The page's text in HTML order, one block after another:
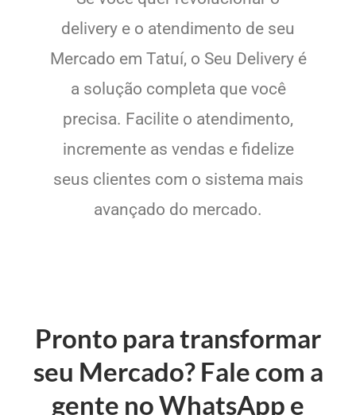
delivery e o atendimento de seu
Mercado em Tatuí, o Seu Delivery é
a solução completa que você
precisa. Facilite o atendimento,
incremente as vendas e fidelize
seus clientes com o sistema mais
avançado do mercado.
Pronto para transformar
seu Mercado? Fale com a
gente no WhatsApp e